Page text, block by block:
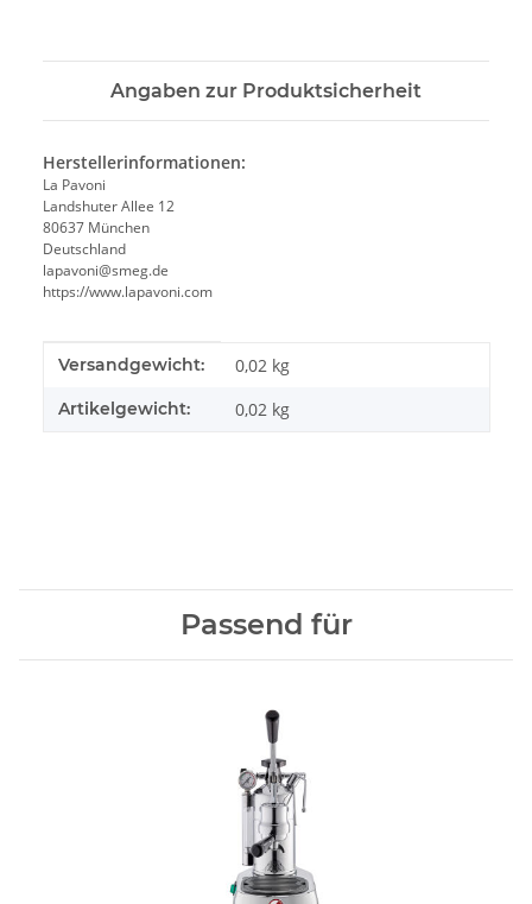
Angaben zur Produktsicherheit
Herstellerinformationen:
La Pavoni
Landshuter Allee 12
80637 München
Deutschland
lapavoni@smeg.de
https://www.lapavoni.com
Produkteigenschaft
Wert
Versandgewicht: 0,02 kg
Artikelgewicht: 0,02 kg
Passend für